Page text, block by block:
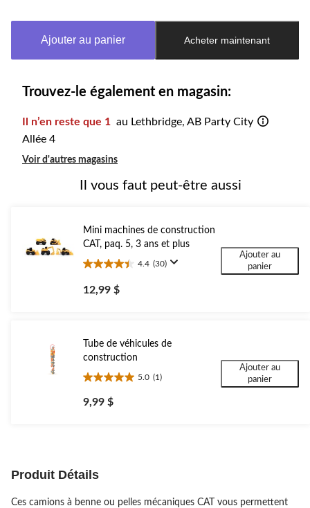
à
Ajouter au panier Acheter maintenant
Trouvez-le également en magasin:
Il n’en reste que 1 au Lethbridge, AB Party City
Allée 4
Voir d'autres magasins
Il vous faut peut-être aussi
Mini machines de construction
CAT, paq. 5, 3 ans et plus
4.4 (30)
4.4
étoile(s)
sur
12,99 $
Ajouter au
panier
Tube de véhicules de
construction
5.0 (1)
5.0
étoile(s)
sur
9,99 $
Ajouter au
panier
Produit Détails
Ces camions à benne ou pelles mécaniques CAT vous permettent